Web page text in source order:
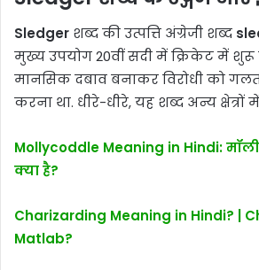
Sledger शब्द की उत्पत्ति अंग्रेजी शब्द
मुख्य उपयोग 20वीं सदी में क्रिकेट में शुरू
मानसिक दबाव बनाकर विरोधी को
करना था. धीरे-धीरे, यह शब्द अन्य क्षेत्रों
Mollycoddle Meaning in Hindi:
क्या है?
Charizarding Meaning in Hindi? |
Matlab?